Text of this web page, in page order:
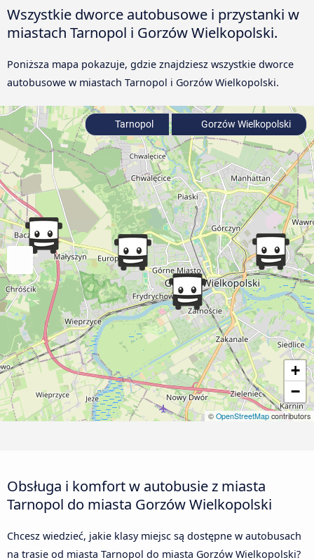
Wszystkie dworce autobusowe i przystanki w
miastach Tarnopol i Gorzów Wielkopolski.
Poniższa mapa pokazuje, gdzie znajdziesz wszystkie dworce
autobusowe w miastach Tarnopol i Gorzów Wielkopolski.
+
−
© OpenStreetMap contributors
Tarnopol Gorzów Wielkopolski
Obsługa i komfort w autobusie z miasta
Tarnopol do miasta Gorzów Wielkopolski
Chcesz wiedzieć, jakie klasy miejsc są dostępne w autobusach
na trasie od miasta Tarnopol do miasta Gorzów Wielkopolski?